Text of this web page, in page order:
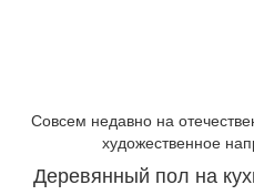
Совсем недавно на
художественное
Деревянный пол на